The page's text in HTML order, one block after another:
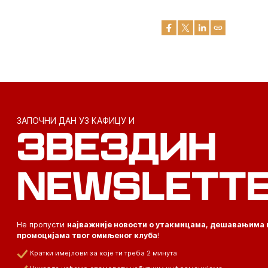
ЗАПОЧНИ ДАН УЗ КАФИЦУ И
ЗВЕЗДИН
Не пропусти најважније новости о утакмицама, дешавањима
промоцијама твог омиљеног клуба!
Кратки имејлови за које ти треба 2 минута